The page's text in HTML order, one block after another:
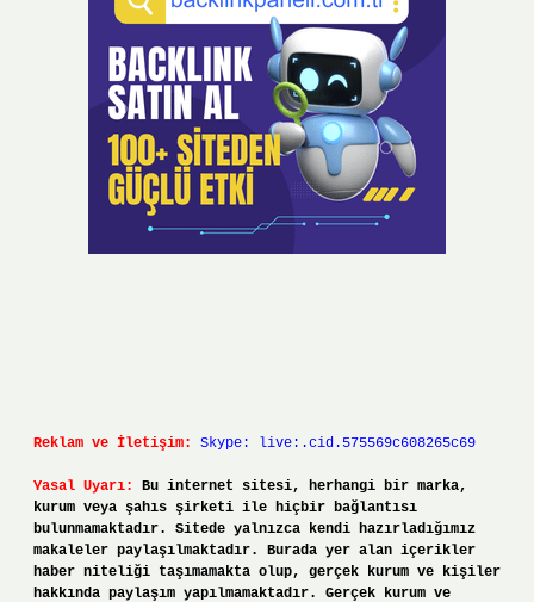
Reklam ve İletişim: Skype: live:.cid.575569c608265c69
Yasal Uyarı:
Bu internet sitesi, herhangi bir marka,
kurum veya şahıs şirketi ile hiçbir bağlantısı
bulunmamaktadır. Sitede yalnızca kendi hazırladığımız
makaleler paylaşılmaktadır. Burada yer alan içerikler
haber niteliği taşımamakta olup, gerçek kurum ve kişiler
hakkında paylaşım yapılmamaktadır. Gerçek kurum ve